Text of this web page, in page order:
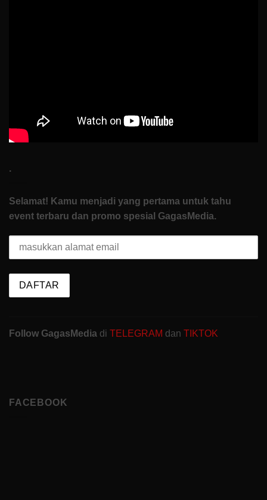
.
Selamat! Kamu menjadi yang pertama untuk tahu
event terbaru dan promo spesial GagasMedia.
Follow GagasMedia di TELEGRAM dan TIKTOK
FACEBOOK